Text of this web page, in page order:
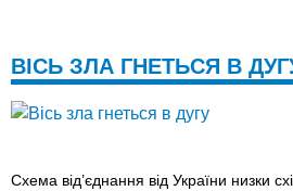
ВІСЬ ЗЛА ГНЕТЬСЯ В
Схема від’єднання від України низки